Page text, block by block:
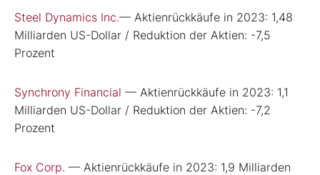
Steel Dynamics Inc.— Aktienrückkäufe in 2023: 1,48
Milliarden US-Dollar / Reduktion der Aktien: -7,5
Prozent
Synchrony Financial — Aktienrückkäufe in 2023: 1,1
Milliarden US-Dollar / Reduktion der Aktien: -7,2
Prozent
Fox Corp. — Aktienrückkäufe in 2023: 1,9 Milliarden